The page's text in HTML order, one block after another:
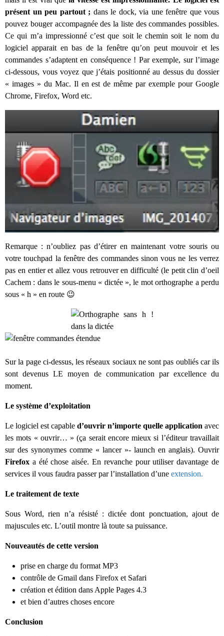
présent un peu partout ; dans le dock, via une fenêtre que vous
pouvez bouger accompagnée des la liste des commandes possibles.
Ce qui m’a impressionné c’est que soit le chemin soit le nom du
logiciel apparait en bas de la fenêtre qu’on peut mouvoir et les
commandes s’adaptent en conséquence ! Par exemple, sur l’image
ci-dessous, vous voyez que j’étais positionné au dessus du dossier
« images » du Mac. Il en est de même par exemple pour Google
Chrome, Firefox, Word etc.
Remarque : n’oubliez pas d’étirer en maintenant votre souris ou
votre touchpad la fenêtre des commandes sinon vous ne les verrez
pas en entier et allez vous retrouver en difficulté (le petit clin d’oeil
Cachem : dans le sous-menu « dictée », le mot orthographe a perdu
sous « h » en route 😉
Sur la page ci-dessus, les réseaux sociaux ne sont pas oubliés car ils
sont devenus LE moyen de communication par excellence du
moment.
Le système d’exploitation
Le logiciel est capable d’ouvrir n’importe quelle application avec
les mots « ouvrir… » (ça serait encore mieux si l’éditeur travaillait
sur des synonymes comme « lancer »- launch en anglais). Ouvrir
Firefox a été chose aisée. En revanche pour utiliser davantage de
services il vous faudra passer par l’installation d’une extension.
Le traitement de texte
Sous Word, rien n’a résisté : dictée dont ponctuation, ajout de
majuscules etc. L’outil montre là toute sa puissance.
Nouveautés de cette version
prise en charge du format MP3
contrôle de Gmail dans Firefox et Safari
création et édition dans Apple Pages 4.3
et bien d’autres choses encore
Conclusion